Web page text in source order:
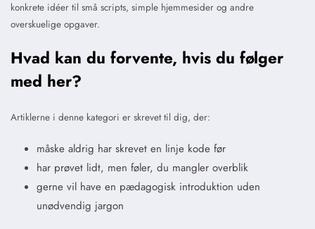
konkrete idéer til små scripts, simple hjemmesider og andre
overskuelige opgaver.
Hvad kan du forvente, hvis du følger
med her?
Artiklerne i denne kategori er skrevet til dig, der:
måske aldrig har skrevet en linje kode før
har prøvet lidt, men føler, du mangler overblik
gerne vil have en pædagogisk introduktion uden
unødvendig jargon